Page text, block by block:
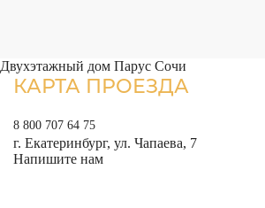
Двухэтажный дом Парус Сочи
КАРТА ПРОЕЗДА
8 800 707 64 75
г. Екатеринбург, ул. Чапаева, 7
Напишите нам